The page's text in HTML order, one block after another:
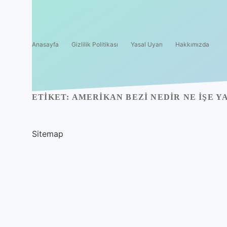
Anasayfa Gizlilik Politikası Yasal Uyarı Hakkımızda
ETIKET: AMERIKAN BEZI NEDIR NE IŞE
Sitemap